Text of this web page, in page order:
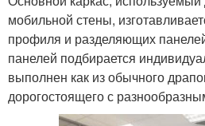
мобильной стены,
профиля и разделяющих
панелей подбирается
выполнен как из обычного
дорогостоящего с